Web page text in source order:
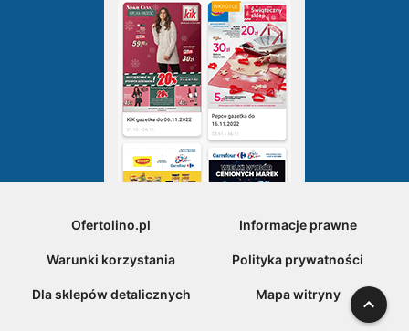
Ofertolino.pl Informacje prawne
Warunki korzystania Polityka prywatności
Dla sklepów detalicznych Mapa witryny W